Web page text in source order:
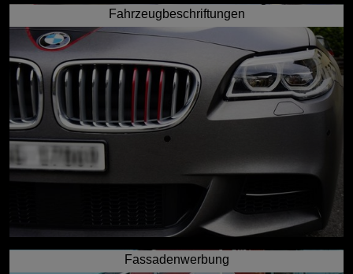
Fahrzeugbeschriftungen
Fassadenwerbung